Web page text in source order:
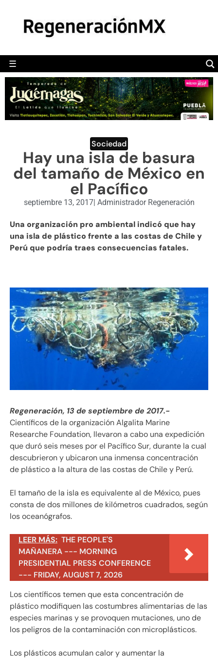
☰
POLÍTICA
CAMALEÓN
OPINIÓN
DEPORTES
ENGLISH SECTION
VIDEOS
Sociedad
Hay una isla de basura
del tamaño de México en
el Pacífico
septiembre 13, 2017| Administrador Regeneración
Una organización pro ambiental indicó que hay
una isla de plástico frente a las costas de Chile y
Perú que podría traes consecuencias fatales.
Regeneración, 13 de septiembre de 2017.-
Científicos de la organización Algalita Marine
Researche Foundation, llevaron a cabo una expedición
que duró seis meses por el Pacífico Sur, durante la cual
descubrieron y ubicaron una inmensa concentración
de plástico a la altura de las costas de Chile y Perú.
El tamaño de la isla es equivalente al de México, pues
consta de dos millones de kilómetros cuadrados, según
los oceanógrafos.
LEER MÁS: THE PEOPLE'S
MAÑANERA --- MORNING
PRESIDENTIAL PRESS CONFERENCE
--- FRIDAY, AUGUST 7, 2026
Los científicos temen que esta concentración de
plástico modifiquen las costumbres alimentarias de las
especies marinas y se provoquen mutaciones, uno de
los peligros de la contaminación con microplásticos.
Los plásticos acumulan calor y aumentar la